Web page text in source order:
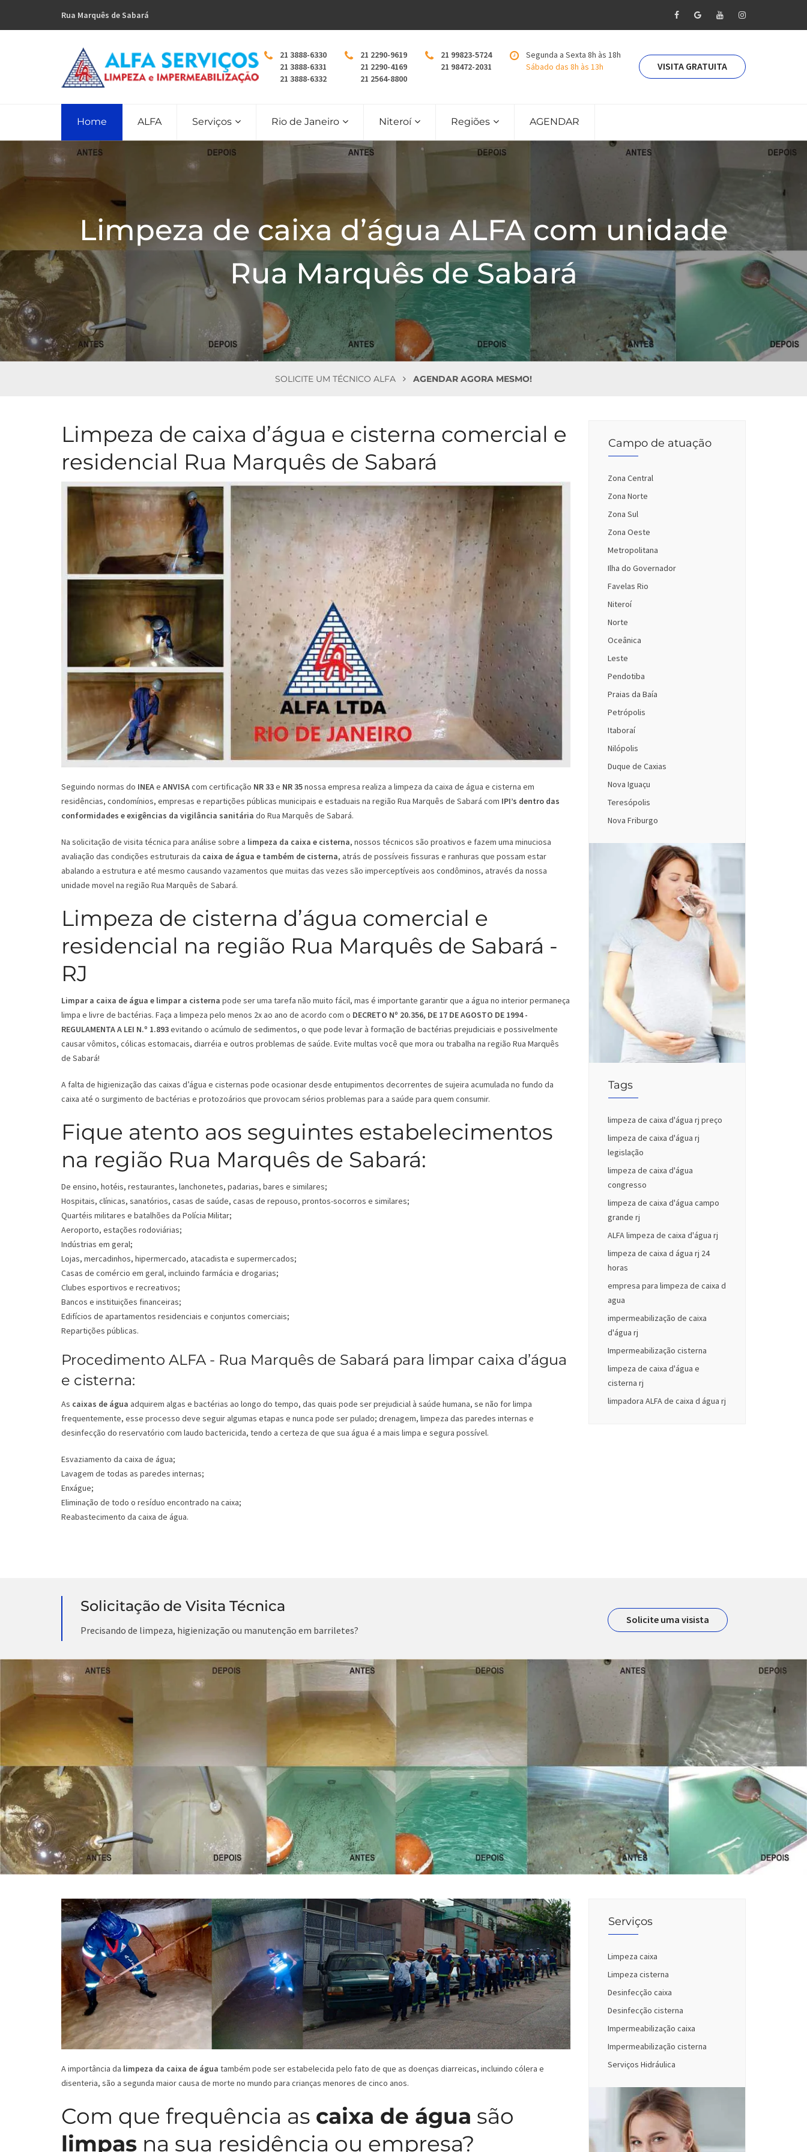
Rua Marquês de Sabará
21 3888-6330
21 3888-6331
21 3888-6332
21 2290-9619
21 2290-4169
21 2564-8800
21 99823-5724
21 98472-2031
Segunda a Sexta 8h às 18h
Sábado das 8h às 13h
VISITA GRATUITA
Home ALFA Serviços Rio de Janeiro Niteroí Regiões AGENDAR
Limpeza de caixa d’água ALFA com unidade
Rua Marquês de Sabará
SOLICITE UM TÉCNICO ALFA AGENDAR AGORA MESMO!
Campo de atuação
Zona Central
Zona Norte
Zona Sul
Zona Oeste
Metropolitana
Ilha do Governador
Favelas Rio
Niteroí
Norte
Oceânica
Leste
Pendotiba
Praias da Baía
Petrópolis
Itaboraí
Nilópolis
Duque de Caxias
Nova Iguaçu
Teresópolis
Nova Friburgo
Tags
limpeza de caixa d'água rj preço
limpeza de caixa d'água rj
legislação
limpeza de caixa d'água
congresso
limpeza de caixa d'água campo
grande rj
ALFA limpeza de caixa d'água rj
limpeza de caixa d água rj 24
horas
empresa para limpeza de caixa d
agua
impermeabilização de caixa
d'água rj
Impermeabilização cisterna
limpeza de caixa d'água e
cisterna rj
limpadora ALFA de caixa d água rj
Limpeza de caixa d’água e cisterna comercial e
residencial Rua Marquês de Sabará
Seguindo normas do INEAe ANVISAcom certificação NR 33e NR 35nossa empresa realiza a limpeza da caixa de água e cisterna em
residências, condomínios, empresas e repartições públicas municipais e estaduais na região Rua Marquês de Sabará com IPI’s dentro das
conformidades e exigências da vigilância sanitária do Rua Marquês de Sabará.
Na solicitação de visita técnica para análise sobre a limpeza da caixa e cisterna, nossos técnicos são proativos e fazem uma minuciosa
avaliação das condições estruturais da caixa de água e também de cisterna, atrás de possíveis fissuras e ranhuras que possam estar
abalando a estrutura e até mesmo causando vazamentos que muitas das vezes são imperceptíveis aos condôminos, através da nossa
unidade movel na região Rua Marquês de Sabará.
Limpeza de cisterna d’água comercial e
residencial na região Rua Marquês de Sabará -
RJ
Limpar a caixa de água e limpar a cisterna pode ser uma tarefa não muito fácil, mas é importante garantir que a água no interior permaneça
limpa e livre de bactérias. Faça a limpeza pelo menos 2x ao ano de acordo com o DECRETO Nº 20.356, DE 17 DE AGOSTO DE 1994 -
REGULAMENTA A LEI N.º 1.893evitando o acúmulo de sedimentos, o que pode levar à formação de bactérias prejudiciais e possivelmente
causar vômitos, cólicas estomacais, diarréia e outros problemas de saúde. Evite multas você que mora ou trabalha na região Rua Marquês
de Sabará!
A falta de higienização das caixas d’água e cisternas pode ocasionar desde entupimentos decorrentes de sujeira acumulada no fundo da
caixa até o surgimento de bactérias e protozoários que provocam sérios problemas para a saúde para quem consumir.
Fique atento aos seguintes estabelecimentos
na região Rua Marquês de Sabará:
De ensino, hotéis, restaurantes, lanchonetes, padarias, bares e similares;
Hospitais, clínicas, sanatórios, casas de saúde, casas de repouso, prontos-socorros e similares;
Quartéis militares e batalhões da Polícia Militar;
Aeroporto, estações rodoviárias;
Indústrias em geral;
Lojas, mercadinhos, hipermercado, atacadista e supermercados;
Casas de comércio em geral, incluindo farmácia e drogarias;
Clubes esportivos e recreativos;
Bancos e instituições financeiras;
Edifícios de apartamentos residenciais e conjuntos comerciais;
Repartições públicas.
Procedimento ALFA - Rua Marquês de Sabará para limpar caixa d’água
e cisterna:
As caixas de água adquirem algas e bactérias ao longo do tempo, das quais pode ser prejudicial à saúde humana, se não for limpa
frequentemente, esse processo deve seguir algumas etapas e nunca pode ser pulado; drenagem, limpeza das paredes internas e
desinfecção do reservatório com laudo bactericida, tendo a certeza de que sua água é a mais limpa e segura possível.
Esvaziamento da caixa de água;
Lavagem de todas as paredes internas;
Enxágue;
Eliminação de todo o resíduo encontrado na caixa;
Reabastecimento da caixa de água.
Solicitação de Visita Técnica
Precisando de limpeza, higienização ou manutenção em barriletes?
Solicite uma visista
Serviços
Limpeza caixa
Limpeza cisterna
Desinfecção caixa
Desinfecção cisterna
Impermeabilização caixa
Impermeabilização cisterna
Serviços Hidráulica
A importância da limpeza da caixa de água também pode ser estabelecida pelo fato de que as doenças diarreicas, incluindo cólera e
disenteria, são a segunda maior causa de morte no mundo para crianças menores de cinco anos.
Com que frequência as caixa de água são
limpas na sua residência ou empresa?